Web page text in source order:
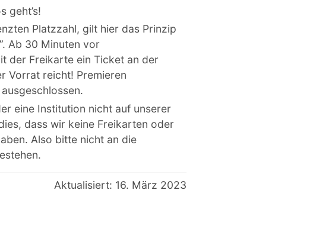
geht’s!
Platzzahl, gilt hier das Prinzip
Ab 30 Minuten vor
der Freikarte ein Ticket an der
Vorrat reicht! Premieren
eine Institution nicht auf unserer
dass wir keine Freikarten oder
Also bitte nicht an die
Aktualisiert: 16. März 2023